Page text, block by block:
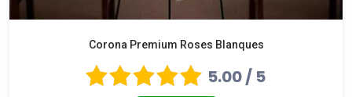
Corona Premium Roses Blanques
5.00 / 5